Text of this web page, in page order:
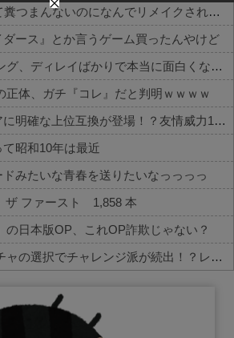
【BF6】 ゴルムドって糞つまんないのになんでリメイクされたの？
ダース』とか言うゲーム買ったんやけど
【悲報】 エルデンリング、ディレイばかりで本当に面白くないこのゲーム←賛同の声が多数…
正体、ガチ『コレ』だと判明ｗｗｗｗ
【衝撃】アナスタシアに明確な上位互換が登場！？友情威力10倍級のバケモン性能
て昭和10年は最近
みたいな青春を送りたいなっっっっ
ファースト 1,858 本
の日本版OP、これOP詐欺じゃない？
【必見】 モンストガチャの選択でチャレンジ派が続出！？レギュラーとの違いがコチラ